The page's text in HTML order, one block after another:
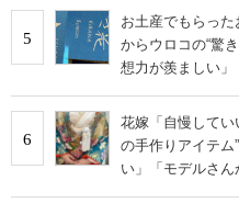
5
お土産でもらっ
からウロコの“驚
想力が羨ましい」
6
花嫁「自慢して
の手作りアイテム
い」「モデルさん